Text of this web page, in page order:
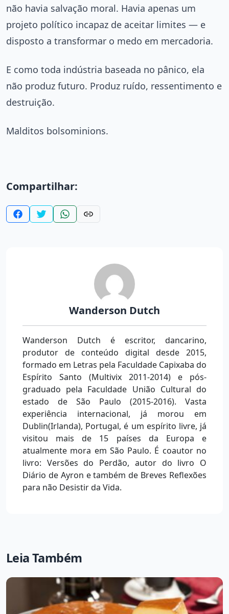
não havia salvação moral. Havia apenas um
projeto político incapaz de aceitar limites — e
disposto a transformar o medo em mercadoria.
E como toda indústria baseada no pânico, ela
não produz futuro. Produz ruído, ressentimento e
destruição.
Malditos bolsominions.
Compartilhar:
Wanderson Dutch
Wanderson Dutch é escritor, dancarino,
produtor de conteúdo digital desde 2015,
formado em Letras pela Faculdade Capixaba do
Espírito Santo (Multivix 2011-2014) e pós-
graduado pela Faculdade União Cultural do
estado de São Paulo (2015-2016). Vasta
experiência internacional, já morou em
Dublin(Irlanda), Portugal, é um espírito livre, já
visitou mais de 15 países da Europa e
atualmente mora em São Paulo. É coautor no
livro: Versões do Perdão, autor do livro O
Diário de Ayron e também de Breves Reflexões
para não Desistir da Vida.
Leia Também